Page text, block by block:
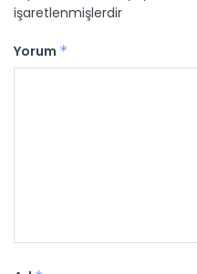
işaretlenmişlerdir
Yorum *